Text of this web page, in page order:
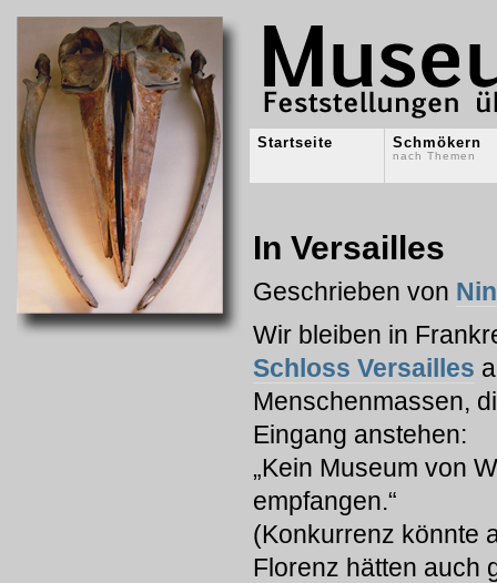
Startseite Schmökern
nach Themen
In Versailles
Geschrieben von
Wir bleiben in
Schloss Versailles
Menschenmassen,
Eingang anstehen:
„Kein Museum von
empfangen.“
(Konkurrenz könnte
Florenz hätten auch